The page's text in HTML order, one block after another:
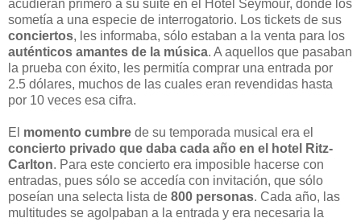
acudieran primero a su suite en el Hotel Seymour, donde los
sometía a una especie de interrogatorio. Los tickets de sus
conciertos, les informaba, sólo estaban a la venta para los
auténticos amantes de la música. A aquellos que pasaban
la prueba con éxito, les permitía comprar una entrada por
2.5 dólares, muchos de las cuales eran revendidas hasta
por 10 veces esa cifra.
El momento cumbre de su temporada musical era el
concierto privado que daba cada año en el hotel Ritz-
Carlton. Para este concierto era imposible hacerse con
entradas, pues sólo se accedía con invitación, que sólo
poseían una selecta lista de 800 personas. Cada año, las
multitudes se agolpaban a la entrada y era necesaria la